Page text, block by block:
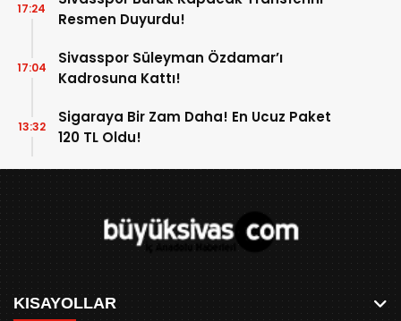
Resmen Duyurdu!
17:24
Sivasspor Süleyman Özdamar’ı
Kadrosuna Kattı!
17:04
Sigaraya Bir Zam Daha! En Ucuz Paket
120 TL Oldu!
13:32
KISAYOLLAR